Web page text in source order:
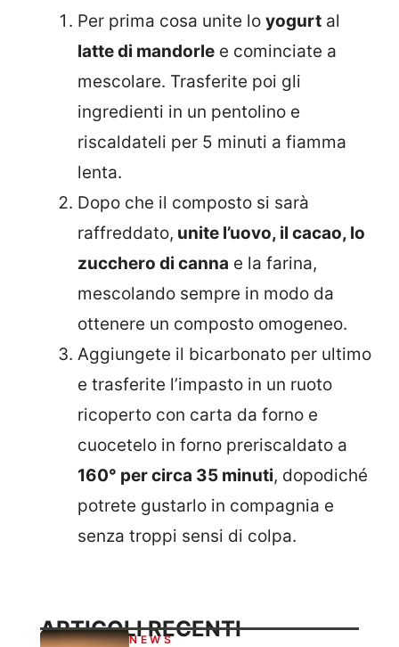
Per prima cosa unite lo yogurt al
latte di mandorle e cominciate a
mescolare. Trasferite poi gli
ingredienti in un pentolino e
riscaldateli per 5 minuti a fiamma
lenta.
Dopo che il composto si sarà
raffreddato, unite l’uovo, il cacao, lo
zucchero di canna e la farina,
mescolando sempre in modo da
ottenere un composto omogeneo.
Aggiungete il bicarbonato per ultimo
e trasferite l’impasto in un ruoto
ricoperto con carta da forno e
cuocetelo in forno preriscaldato a
160° per circa 35 minuti, dopodiché
potrete gustarlo in compagnia e
senza troppi sensi di colpa.
ARTICOLI RECENTI
NEWS